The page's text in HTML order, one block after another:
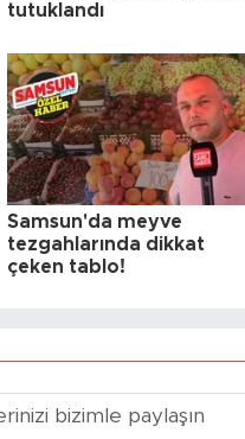
tutuklandı
Samsun'da meyve
tezgahlarında dikkat
çeken tablo!